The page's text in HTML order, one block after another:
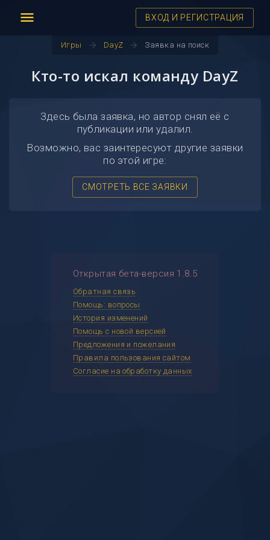
menu ВХОД И РЕГИСТРАЦИЯ
Игры arrow_forward DayZ arrow_forward Заявка на поиск
Кто-то искал команду DayZ
Здесь была заявка, но автор снял её с
публикации или удалил.
Возможно, вас заинтересуют другие заявки
по этой игре:
СМОТРЕТЬ ВСЕ ЗАЯВКИ
Открытая бета-версия 1.8.5
Обратная связь
Помощь: вопросы
История изменений
Помощь с новой версией
Предложения и пожелания
Правила пользования сайтом
Согласие на обработку данных